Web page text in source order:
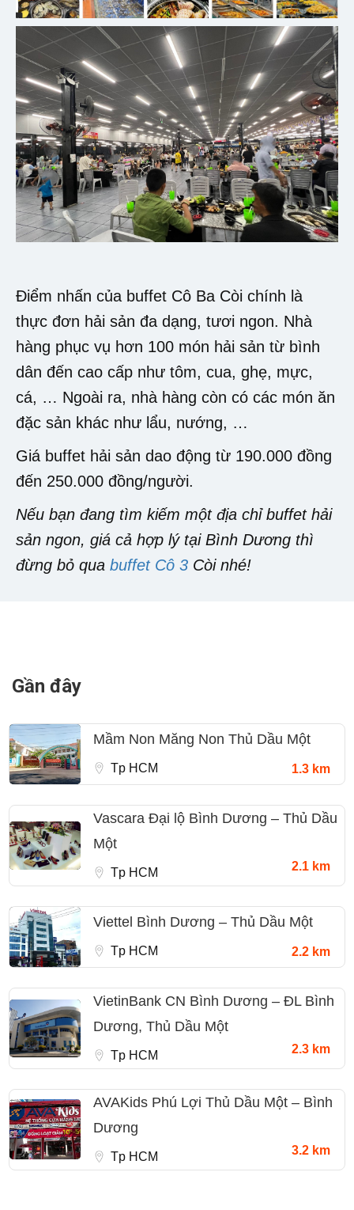
Điểm nhấn của buffet Cô Ba Còi chính là
thực đơn hải sản đa dạng, tươi ngon. Nhà
hàng phục vụ hơn 100 món hải sản từ bình
dân đến cao cấp như tôm, cua, ghẹ, mực,
cá, … Ngoài ra, nhà hàng còn có các món ăn
đặc sản khác như lẩu, nướng, …
Giá buffet hải sản dao động từ 190.000 đồng
đến 250.000 đồng/người.
Nếu bạn đang tìm kiếm một địa chỉ buffet hải
sản ngon, giá cả hợp lý tại Bình Dương thì
đừng bỏ qua buffet Cô 3 Còi nhé!
Gần đây
Mầm Non Măng Non Thủ Dầu Một
Tp HCM 1.3 km
Vascara Đại lộ Bình Dương – Thủ Dầu
Một
Tp HCM 2.1 km
Viettel Bình Dương – Thủ Dầu Một
Tp HCM 2.2 km
VietinBank CN Bình Dương – ĐL Bình
Dương, Thủ Dầu Một
Tp HCM 2.3 km
AVAKids Phú Lợi Thủ Dầu Một – Bình
Dương
Tp HCM 3.2 km